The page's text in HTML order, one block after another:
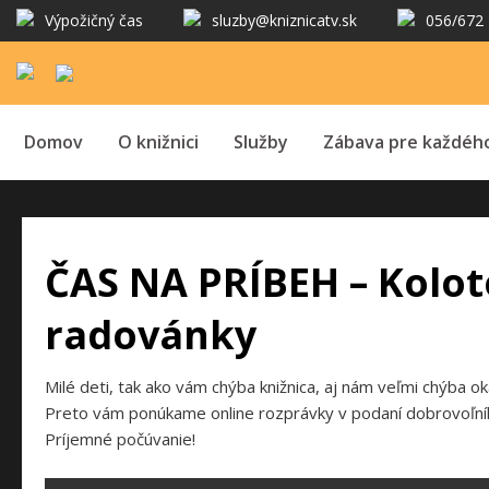
Výpožičný čas sluzby@kniznicatv.sk 056/672
Domov O knižnici Služby Zábava pre
ČAS NA PRÍBEH –
radovánky
Milé deti, tak ako vám chýba knižnica, aj nám veľmi chýba
Preto vám ponúkame online rozprávky v podaní
Príjemné počúvanie!